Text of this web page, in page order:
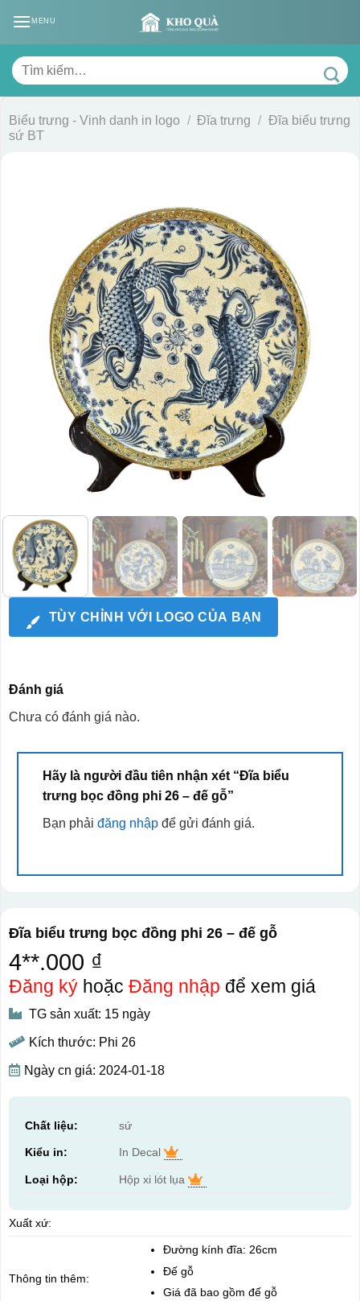
MENU
Tìm
kiếm:
Biểu trưng - Vinh danh in logo / Đĩa trưng / Đĩa biểu trưng
sứ BT
TÙY CHỈNH VỚI LOGO CỦA BẠN
Đánh giá
Chưa có đánh giá nào.
Hãy là người đầu tiên nhận xét “Đĩa biểu
trưng bọc đồng phi 26 – đế gỗ”
Bạn phải đăng nhậpđể gửi đánh giá.
Đĩa biểu trưng bọc đồng phi 26 – đế gỗ
4**.000 ₫
Đăng kýhoặc Đăng nhập để xem giá
TG sản xuất: 15 ngày
Kích thước: Phi 26
Ngày cn giá: 2024-01-18
Chất liệu: sứ
Kiểu in: In Decal
Loại hộp: Hộp xi lót lụa
Xuất xứ:
Thông tin thêm:
Đường kính đĩa: 26cm
Đế gỗ
Giá đã bao gồm đế gỗ